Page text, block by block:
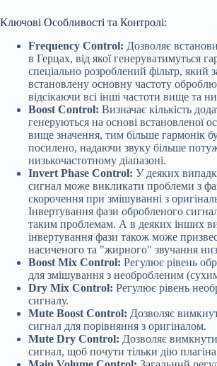
Ключові Особливості та Контролі:
Frequency Control: Дозволяє
в Герцах, від якої генеруватимуться
спеціально розроблений фільтр, який
встановлену основну частоту
відсікаючи всі інші частоти вище та
Boost Control: Визначає кількість
генеруються на основі встановленої
вище значення, тим більше гармонік
посилено, надаючи звуку більше
низькочастотному діапазоні.
Invert Phase Control: У деяких
сигнал може викликати проблеми з
скорочення при змішуванні з
Інвертування фази обробленого
таким проблемам. А в деяких інших
інвертування фази також може
насиченого та "жирного" звучання
Boost Mix Control: Регулює рівень
для змішування з необробленим
Dry Mix Control: Регулює рівень
сигналу.
Mute Boost Control: Дозволяє
сигнал для порівняння з оригіналом.
Mute Dry Control: Дозволяє
сигнал, щоб почути тільки дію